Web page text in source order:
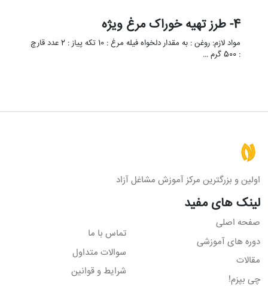
4- طرز تهیه خوراک مرغ ویژه
مواد لازم: روغن : به مقدار دلخواه فیله مرغ : 10 تکه پیاز : 2 عدد قارچ
: 500 گرم …
اولین و بزرگترین مرکز آموزش مشاغل آزاد
لینک های مفید
صفحه اصلی
دوره های آموزشی
مقالات
چی بپزم!
تماس با ما
سوالات متداول
شرایط و قوانین